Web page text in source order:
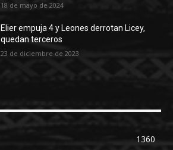
18 de mayo de 2024
Elier empuja 4 y Leones derrotan Licey,
quedan terceros
23 de diciembre de 2023
1360